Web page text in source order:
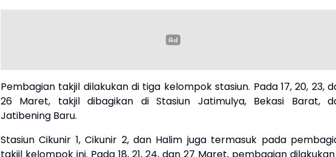
Pembagian takjil dilakukan di tiga kelompok stasiun. Pada 17, 20, 23,
26 Maret, takjil dibagikan di Stasiun Jatimulya, Bekasi Barat,
Jatibening Baru.
Stasiun Cikunir 1, Cikunir 2, dan Halim juga termasuk pada
takjil kelompok ini. Pada 18, 21, 24, dan 27 Maret, pembagian